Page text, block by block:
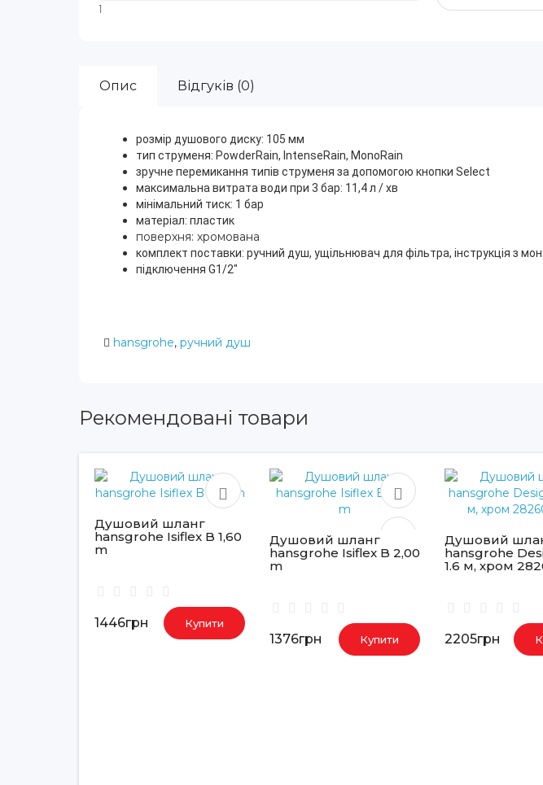
Опис Відгуків (0)
розмір душового диску: 105 мм
тип струменя: PowderRain, IntenseRain, MonoRain
зручне перемикання типів струменя за допомогою кнопки Select
максимальна витрата води при 3 бар: 11,4 л / хв
мінімальний тиск: 1 бар
матеріал: пластик
поверхня: хромована
комплект поставки: ручний душ, ущільнювач для фільтра, інструкція з
підключення G1/2"
hansgrohe, ручний душ
Рекомендовані товари
Душовий шланг
hansgrohe Isiflex B 1,60
m
1446грн Купити
Душовий шланг
hansgrohe Isiflex B 2,00
m
1376грн Купити
Душовий
hansgrohe
1.6 м, хром
2205грн